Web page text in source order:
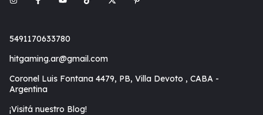
5491170633780
hitgaming.ar@gmail.com
Coronel Luis Fontana 4479, PB, Villa Devoto , CABA -
Argentina
¡Visitá nuestro Blog!